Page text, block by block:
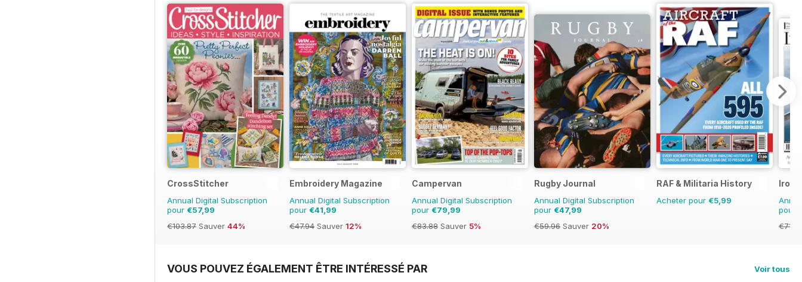
CrossStitcher
Annual Digital Subscription
pour €57,99
€103.87 Sauver 44%
Embroidery Magazine
Annual Digital Subscription
pour €41,99
€47.94 Sauver 12%
Campervan
Annual Digital Subscription
pour €79,99
€83.88 Sauver 5%
Rugby Journal
Annual Digital Subscription
pour €47,99
€59.96 Sauver 20%
RAF & Militaria History
Acheter pour €5,99
Iron
pour
VOUS POUVEZ ÉGALEMENT ÊTRE INTÉRESSÉ PAR Voir tous